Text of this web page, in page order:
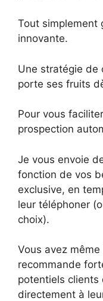
Tout simplement
innovante.
Une stratégie de
porte ses fruits
Pour vous
prospection
Je vous envoie
fonction de vos
exclusive, en
leur téléphoner
choix).
Vous avez
recommande
potentiels clients
directement à